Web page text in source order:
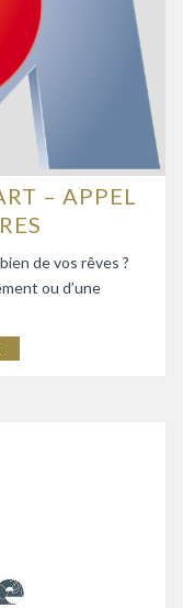
– APPEL
de vos rêves ?
ou d’une